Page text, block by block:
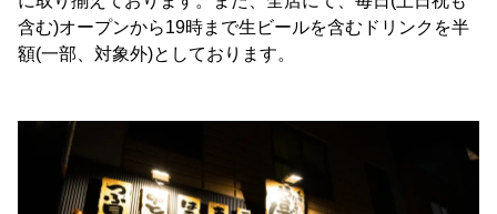
含む)オープンから19時まで生ビールを含むドリンクを半
額(一部、対象外)としております。